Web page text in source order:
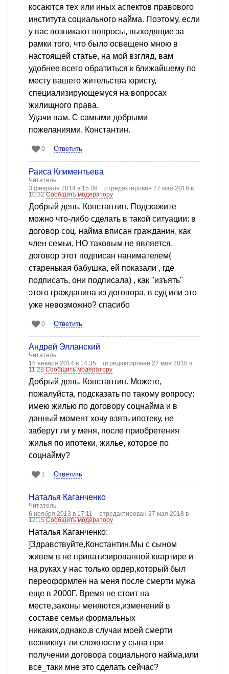
косаются тех или иных аспектов правового
института социального найма. Поэтому, если
у вас возникают вопросы, выходящие за
рамки того, что было освещено мною в
настоящей статье, на мой взгляд, вам
удобнее всего обратиться к ближайшему по
месту вашего жительства юристу,
специализирующемуся на вопросах
жилищного права.
Удачи вам. С самыми добрыми
пожеланиями. Константин.
0 Ответить
Раиса Климентьева
Читатель
3 февраля 2014 в 15:09
отредактирован 27 мая 2018 в
10:32Сообщить модератору
Добрый день, Константин. Подскажите
можно что-либо сделать в такой ситуации: в
договор соц. найма вписан гражданин, как
член семьи, НО таковым не является,
договор этот подписан нанимателем(
старенькая бабушка, ей показали , где
подписать, они подписала) , как "изъять"
этого гражданина из договора, в суд или это
уже невозможно? спасибо
0 Ответить
Андрей Элланский
Читатель
15 января 2014 в 14:35
отредактирован 27 мая 2018 в
11:28Сообщить модератору
Добрый день, Константин. Можете,
пожалуйста, подсказать по такому вопросу:
имею жилью по договору соцнайма и в
данный момент хочу взять ипотеку, не
заберут ли у меня, после приобретения
жилья по ипотеки, жилье, которое по
соцнайму?
1 Ответить
Наталья Каганченко
Читатель
6 ноября 2013 в 17:11
отредактирован 27 мая 2018 в
12:15Сообщить модератору
Наталья Каганченко:
]Здравствуйте,Константин.Мы с сыном
живем в не приватизированной квартире и
на руках у нас только ордер,который был
переоформлен на меня после смерти мужа
еще в 2000Г. Время не стоит на
месте,законы меняются,изменений в
составе семьи формальных
никаких,однако,в случаи моей смерти
возникнут ли сложности у сына при
получении договора социального найма,или
все_таки мне это сделать сейчас?